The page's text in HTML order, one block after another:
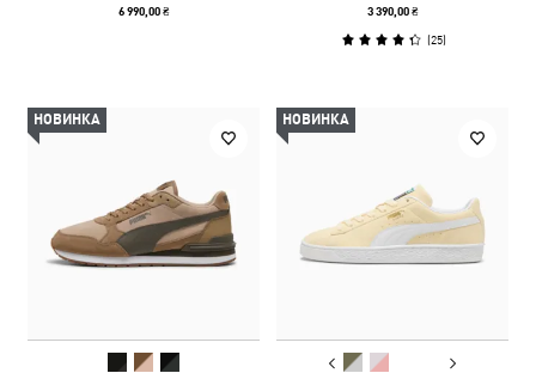
6 990,00 ₴ 3 390,00 ₴
(25)
НОВИНКА НОВИНКА